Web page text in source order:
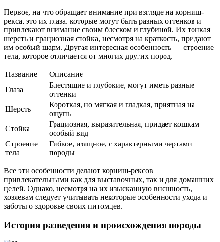
Первое, на что обращает внимание при взгляде на корниш-
рекса, это их глаза, которые могут быть разных оттенков и
привлекают внимание своим блеском и глубиной. Их тонкая
шерсть и грациозная стойка, несмотря на краткость, придают
им особый шарм. Другая интересная особенность — строение
тела, которое отличается от многих других пород.
Название
Описание
Глаза
Блестящие и глубокие, могут иметь разные
оттенки
Шерсть
Короткая, но мягкая и гладкая, приятная на
ощупь
Стойка
Грациозная, выразительная, придает кошкам
особый вид
Строение
тела
Гибкое, изящное, с характерными чертами
породы
Все эти особенности делают корниш-рексов
привлекательными как для выставочных, так и для домашних
целей. Однако, несмотря на их изысканную внешность,
хозяевам следует учитывать некоторые особенности ухода и
заботы о здоровье своих питомцев.
История разведения и происхождения породы